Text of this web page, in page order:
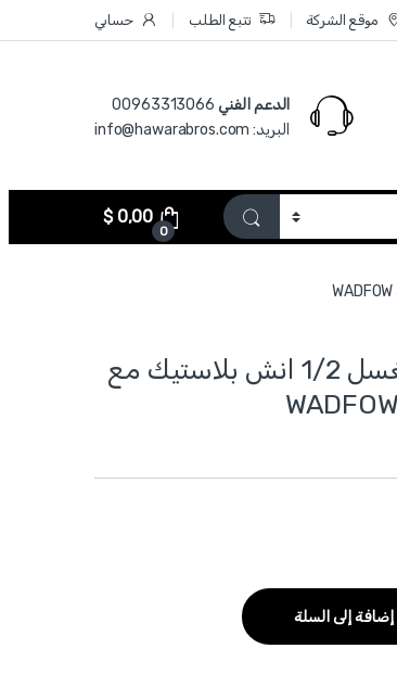
موقع الشركة تتبع الطلب حسابي
الدعم الفني 00963313066‏
البريد: info@hawarabros.com
0
$0,00
WQC2E12 - وصلة مغسل 1/2 انش بلاستيك مع
إضافة إلى السلة